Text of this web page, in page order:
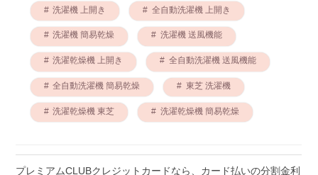
洗濯機 上開き 全自動洗濯機 上開き
洗濯機 簡易乾燥 洗濯機 送風機能
洗濯乾燥機 上開き 全自動洗濯機 送風機能
全自動洗濯機 簡易乾燥 東芝 洗濯機
洗濯乾燥機 東芝 洗濯乾燥機 簡易乾燥
プレミアムCLUBクレジットカードなら、カード払いの分割金利